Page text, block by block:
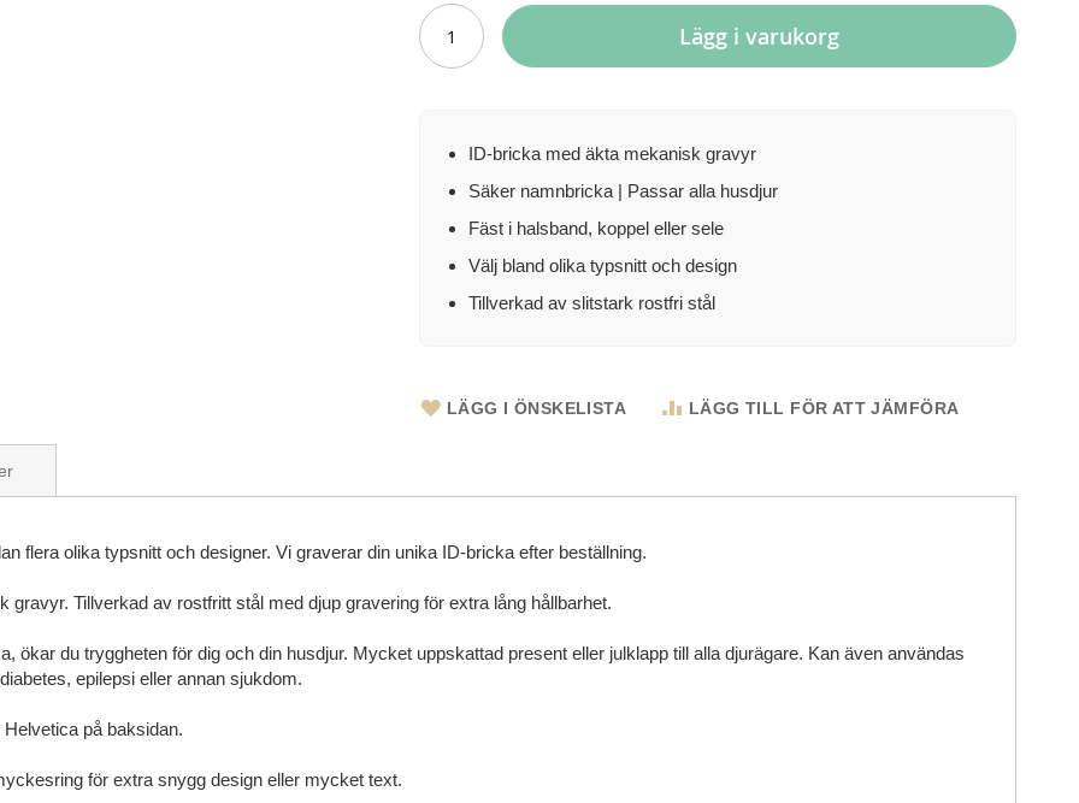
Lägg i varukorg
ID-bricka med äkta mekanisk gravyr
Säker namnbricka | Passar alla husdjur
Fäst i halsband, koppel eller sele
Välj bland olika typsnitt och design
Tillverkad av slitstark rostfri stål
LÄGG I ÖNSKELISTA LÄGG TILL FÖR ATT JÄMFÖRA
flera olika typsnitt och designer. Vi graverar din unika ID-bricka efter beställning.
Tillverkad av rostfritt stål med djup gravering för extra lång hållbarhet.
ökar du tryggheten för dig och din husdjur. Mycket uppskattad present eller julklapp till alla djurägare. Kan även användas
epilepsi eller annan sjukdom.
på baksidan.
för extra snygg design eller mycket text.